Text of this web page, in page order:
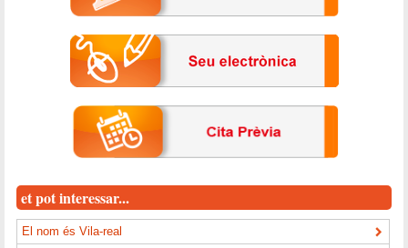
et pot interessar...
El nom és Vila-real